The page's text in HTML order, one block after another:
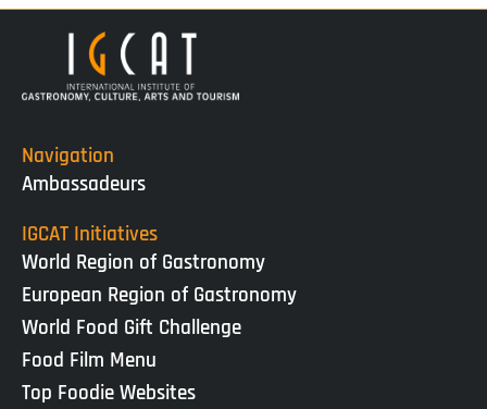
Navigation
Ambassadeurs
IGCAT Initiatives
World Region of Gastronomy
European Region of Gastronomy
World Food Gift Challenge
Food Film Menu
Top Foodie Websites